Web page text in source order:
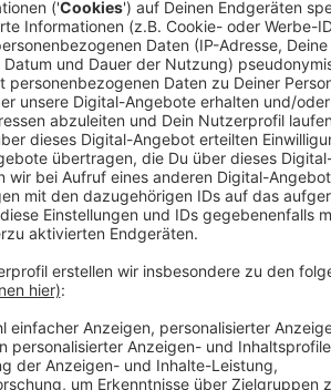
Was geschieht, wenn all der
Social-Media- Dasein
"Would You Still Love Me"
Gedankenexperiment ein. Ihre
80er-Disco-Vibes mit
nichts sicher scheint, ist es der
Wesentliche zu fokussieren.
unsere Welt so extrem
meine Sprache." Ihr
Statement für mehr Empathie
anklingt.
Anzeige